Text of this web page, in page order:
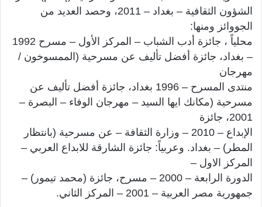
الشؤون الثقافية – بغداد – 2011، وحصد العديد من
الجووائز ومنها:
محلياً ، جائزة أدب الشباب – المركز الأول – مسرح 1992
– بغداد، جائزة أفضل تأليف عن مسرحية (الممسوخون /
مهرجان
منتدى المسرح – 1996 بغداد، جائزة أفضل تأليف عن
مسرحية (مكانك ايها السيد – مهرجان الوفاء – البصرة –
2001، جائزة
الإبداع – 2010 – وزارة الثقافة – عن مسرحية (بانتظار
المطر) – بغداد. وعربياً: جائزة الشارقة للابداع العربي –
المركز الاول –
الدورة الرابعة – 2000 – مسرح، جائزة (محمد تيمور) –
جمهورية مصر العربية – 2001 – المركز الثاني.